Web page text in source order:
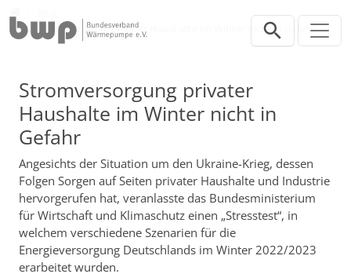
Stromversorgung privater Haushalte im Winter nicht in Gefahr
Stromversorgung privater
Haushalte im Winter nicht in
Gefahr
Angesichts der Situation um den Ukraine-Krieg, dessen
Folgen Sorgen auf Seiten privater Haushalte und Industrie
hervorgerufen hat, veranlasste das Bundesministerium
für Wirtschaft und Klimaschutz einen „Stresstest“, in
welchem verschiedene Szenarien für die
Energieversorgung Deutschlands im Winter 2022/2023
erarbeitet wurden.